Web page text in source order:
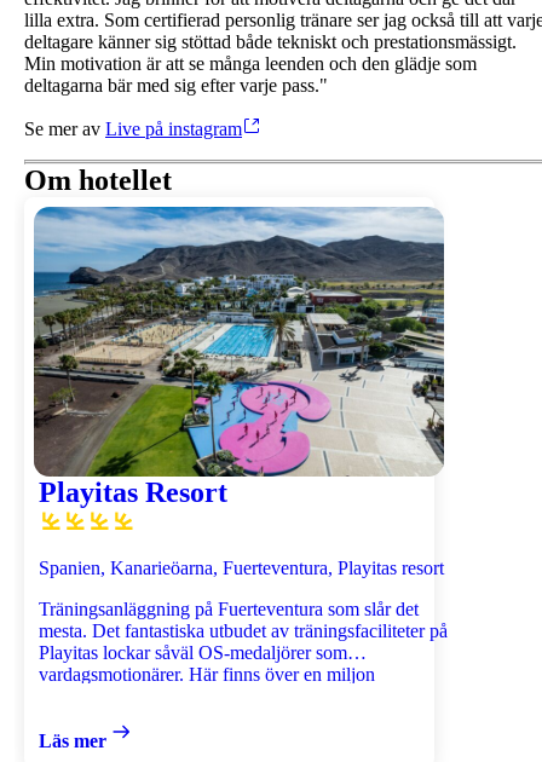
lilla extra. Som certifierad personlig tränare ser jag också till att
deltagare känner sig stöttad både tekniskt och prestationsmässigt.
Min motivation är att se många leenden och den glädje som
deltagarna bär med sig efter varje pass."
Se mer av Live på instagram
Om hotellet
Playitas Resort
Spanien, Kanarieöarna, Fuerteventura, Playitas resort
Träningsanläggning på Fuerteventura som slår det
mesta. Det fantastiska utbudet av träningsfaciliteter på
Playitas lockar såväl OS-medaljörer som
vardagsmotionärer. Här finns över en miljon
Läs mer